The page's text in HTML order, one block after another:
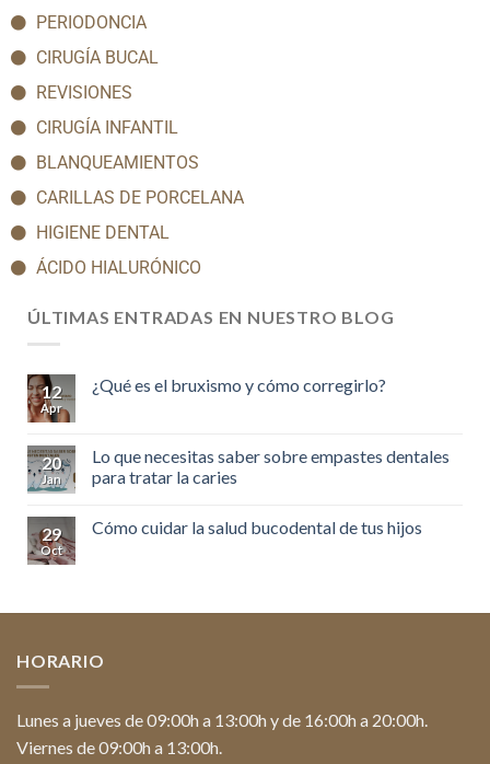
PERIODONCIA
CIRUGÍA BUCAL
REVISIONES
CIRUGÍA INFANTIL
BLANQUEAMIENTOS
CARILLAS DE PORCELANA
HIGIENE DENTAL
ÁCIDO HIALURÓNICO
ÚLTIMAS ENTRADAS EN NUESTRO BLOG
12
Apr
¿Qué es el bruxismo y cómo corregirlo?
20
Jan
Lo que necesitas saber sobre empastes dentales
para tratar la caries
29
Oct
Cómo cuidar la salud bucodental de tus hijos
HORARIO
Lunes a jueves de 09:00h a 13:00h y de 16:00h a 20:00h.
Viernes de 09:00h a 13:00h.